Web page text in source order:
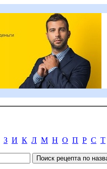
З И К Л М Н О П Р С Т